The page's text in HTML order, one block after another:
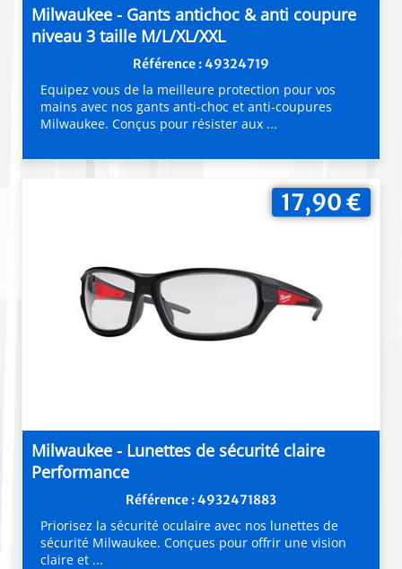
Milwaukee - Gants antichoc & anti coupure
niveau 3 taille M/L/XL/XXL
Référence : 49324719
Equipez vous de la meilleure protection pour vos
mains avec nos gants anti-choc et anti-coupures
Milwaukee. Conçus pour résister aux ...
Milwaukee - Lunettes de sécurité claire
Performance
Référence : 4932471883
17,90 €
Priorisez la sécurité oculaire avec nos lunettes de
sécurité Milwaukee. Conçues pour offrir une vision
claire et ...